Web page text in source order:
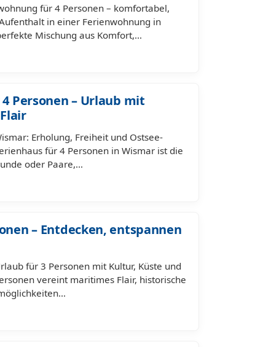
für 4 Personen – komfortabel,
in einer Ferienwohnung in
Mischung aus Komfort,…
Personen – Urlaub mit
Erholung, Freiheit und Ostsee-
für 4 Personen in Wismar ist die
oder Paare,…
– Entdecken, entspannen
für 3 Personen mit Kultur, Küste und
vereint maritimes Flair, historische